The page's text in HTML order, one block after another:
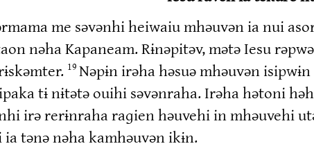
me səvənhi heiwaiu mhəuvən ia nui
nəha Kapaneam. Rɨnəpitəv, mətə Iesu
19 Nəpɨn irəha həsuə mhəuvən
tɨ nɨtətə ouihi səvənraha. Irəha hətoni
irə rerɨnraha raɡien həuvehi in mhəuvehi
tənə nəha kamhəuvən ikɨn.